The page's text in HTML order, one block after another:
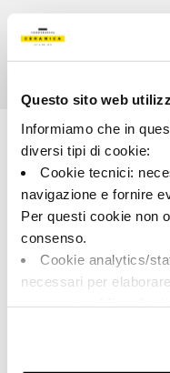
Questo sito web
Informiamo che in
diversi tipi di cookie:
Cookie tecnici:
navigazione e fornire
Per questi cookie non
consenso.
Cookie analytics/
necessari per
Cookie di
previo tuo consenso,
Share: